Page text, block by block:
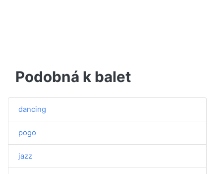
Podobná k balet
dancing
pogo
jazz